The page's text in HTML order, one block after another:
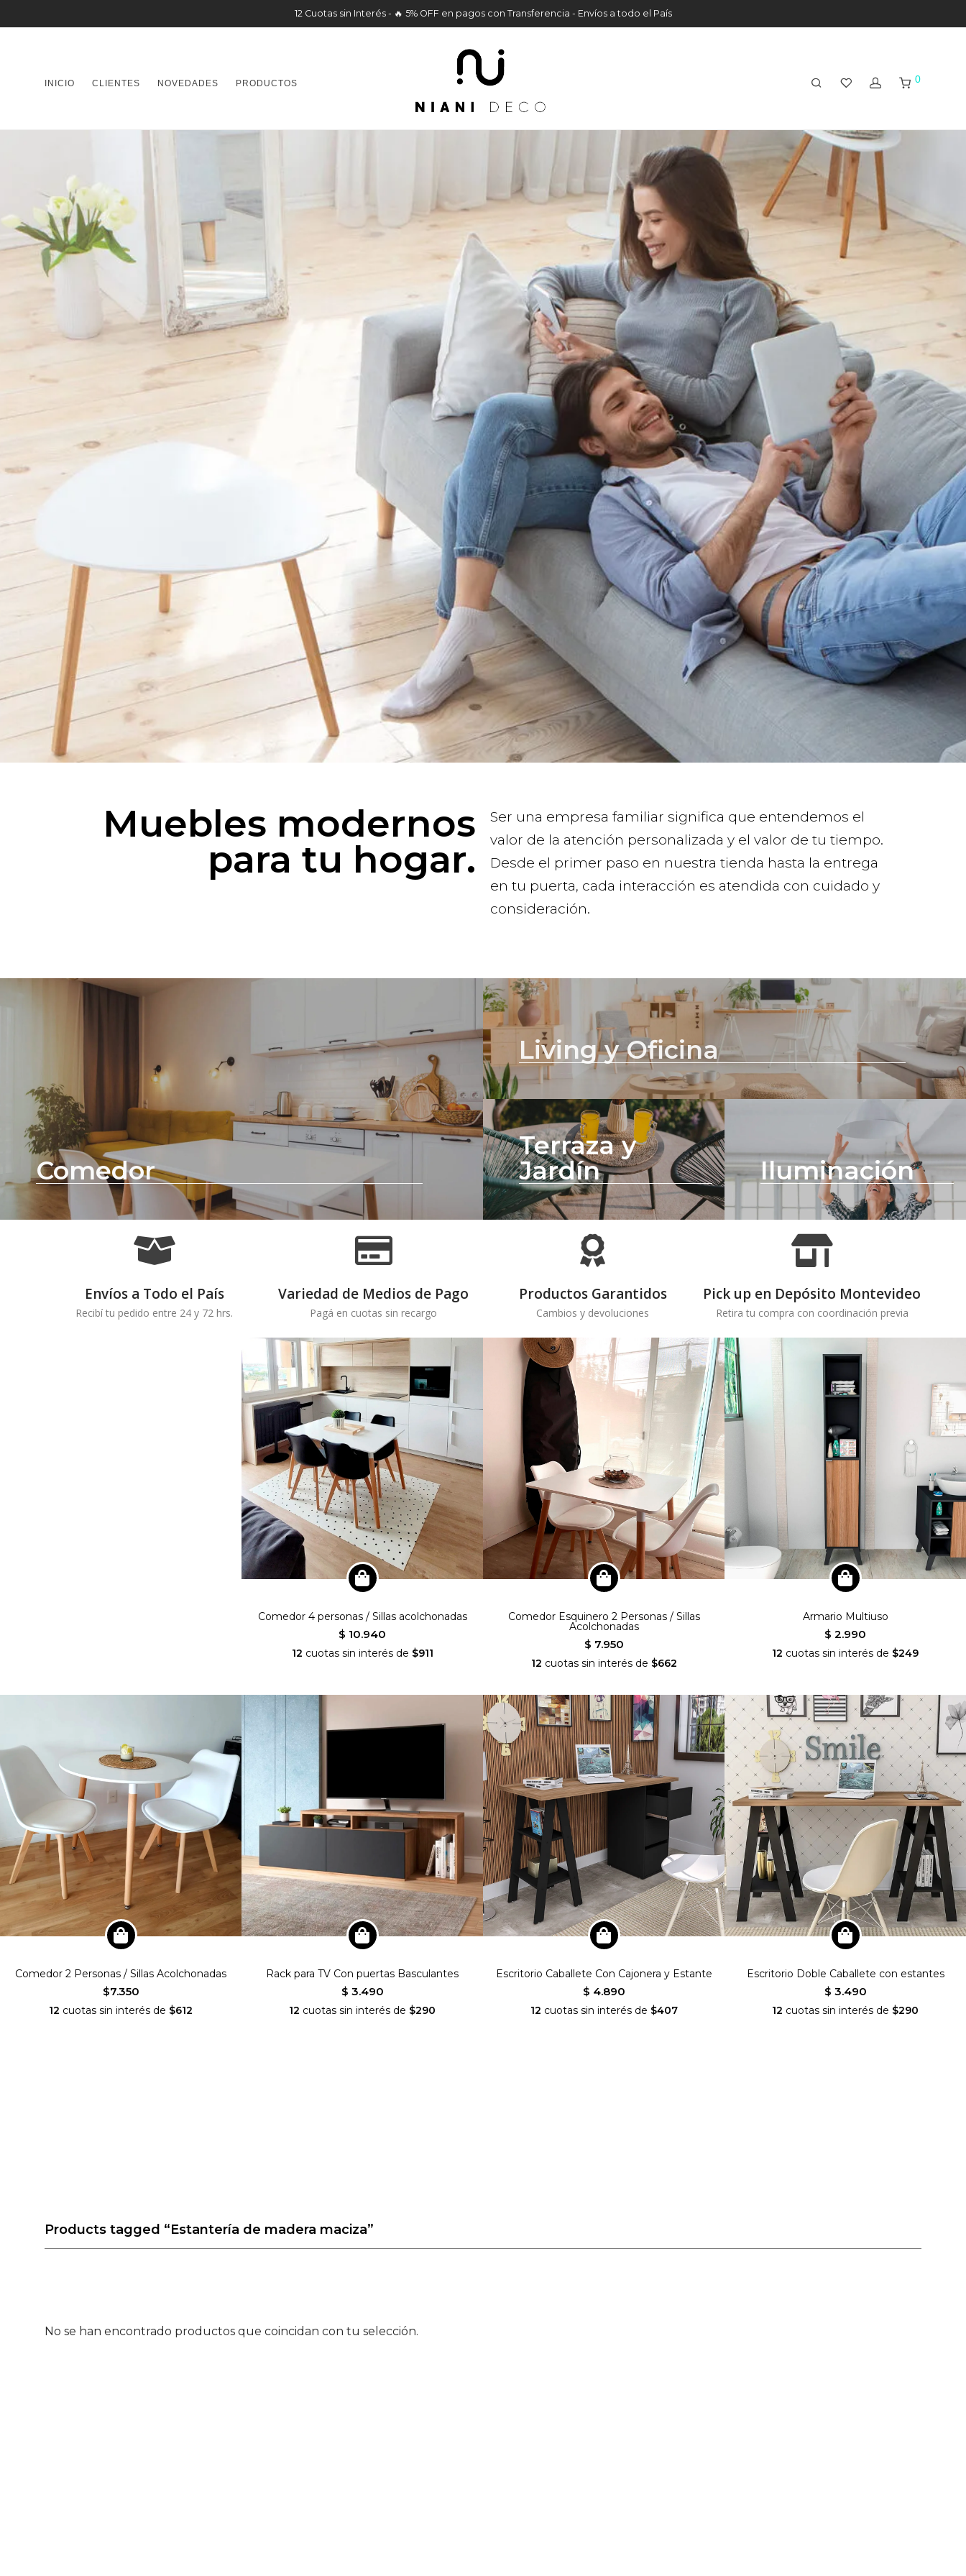
12 Cuotas sin Interés - 🔥 5% OFF en pagos con Transferencia - Envíos a todo el País
INICIO CLIENTES NOVEDADES PRODUCTOS 0
Muebles modernos
para tu hogar.
Ser una empresa familiar significa que entendemos el
valor de la atención personalizada y el valor de tu tiempo.
Desde el primer paso en nuestra tienda hasta la entrega
en tu puerta, cada interacción es atendida con cuidado y
consideración.
Comedor
Living y Oficina
Terraza y
Jardín
Iluminación
Envíos a Todo el País
Recibí tu pedido entre 24 y 72 hrs.
Variedad de Medios de Pago
Pagá en cuotas sin recargo
Productos Garantidos
Cambios y devoluciones
Pick up en Depósito Montevideo
Retira tu compra con coordinación previa
Comedor 4 personas / Sillas acolchonadas
$ 10.940
12 cuotas sin interés de $911
Comedor Esquinero 2 Personas / Sillas
Acolchonadas
$ 7.950
12 cuotas sin interés de $662
Armario Multiuso
$ 2.990
12 cuotas sin interés de $249
Comedor 2 Personas / Sillas Acolchonadas
$7.350
12 cuotas sin interés de $612
Rack para TV Con puertas Basculantes
$ 3.490
12 cuotas sin interés de $290
Escritorio Caballete Con Cajonera y Estante
$ 4.890
12 cuotas sin interés de $407
Escritorio Doble Caballete con estantes
$ 3.490
12 cuotas sin interés de $290
Products tagged “Estantería de madera maciza”
No se han encontrado productos que coincidan con tu selección.